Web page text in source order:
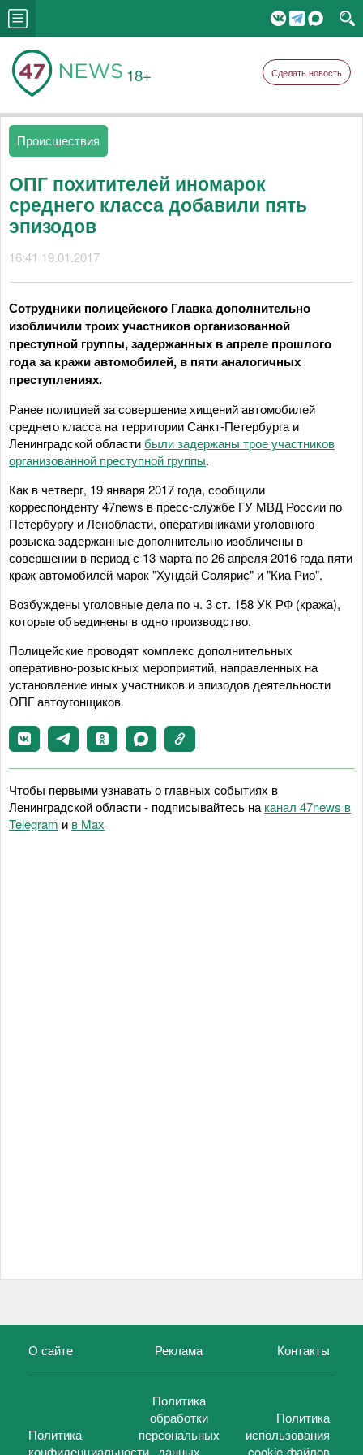
18+ Сделать новость
Происшествия
ОПГ похитителей иномарок
среднего класса добавили пять
эпизодов
16:41 19.01.2017
Сотрудники полицейского Главка дополнительно
изобличили троих участников организованной
преступной группы, задержанных в апреле прошлого
года за кражи автомобилей, в пяти аналогичных
преступлениях.
Ранее полицией за совершение хищений автомобилей
среднего класса на территории Санкт-Петербурга и
Ленинградской областибыли задержаны трое участников
организованной преступной группы.
Как в четверг, 19 января 2017 года, сообщили
корреспонденту 47news в пресс-службе ГУ МВД России по
Петербургу и Ленобласти, оперативниками уголовного
розыска задержанные дополнительно изобличены в
совершении в период с 13 марта по 26 апреля 2016 года пяти
краж автомобилей марок "Хундай Солярис" и "Киа Рио".
Возбуждены уголовные дела по ч. 3 ст. 158 УК РФ (кража),
которые объединены в одно производство.
Полицейские проводят комплекс дополнительных
оперативно-розыскных мероприятий, направленных на
установление иных участников и эпизодов деятельности
ОПГ автоугонщиков.
Чтобы первыми узнавать о главных событиях в
Ленинградской области - подписывайтесь на канал 47news в
Telegram и в Maх
О сайте Реклама Контакты
Политика
конфиденциальности
Политика
обработки
персональных
данных
Политика
использования
cookie-файлов